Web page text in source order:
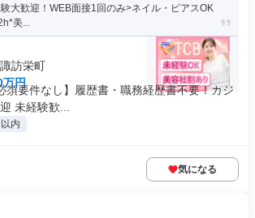
大歓迎！WEB面接1回のみ>ネイル・ピアスOK
美...
訪栄町
万円
須要件なし】履歴書・職務経歴書不要！カジ
未経験歓...
内
気になる